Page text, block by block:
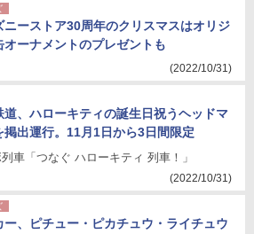
ニーストア30周年のクリスマスはオリジ
オーナメントのプレゼントも
(2022/10/31)
道、ハローキティの誕生日祝うヘッドマ
掲出運行。11月1日から3日間限定
車「つなぐ ハローキティ 列車！」
(2022/10/31)
ー、ピチュー・ピカチュウ・ライチュウ